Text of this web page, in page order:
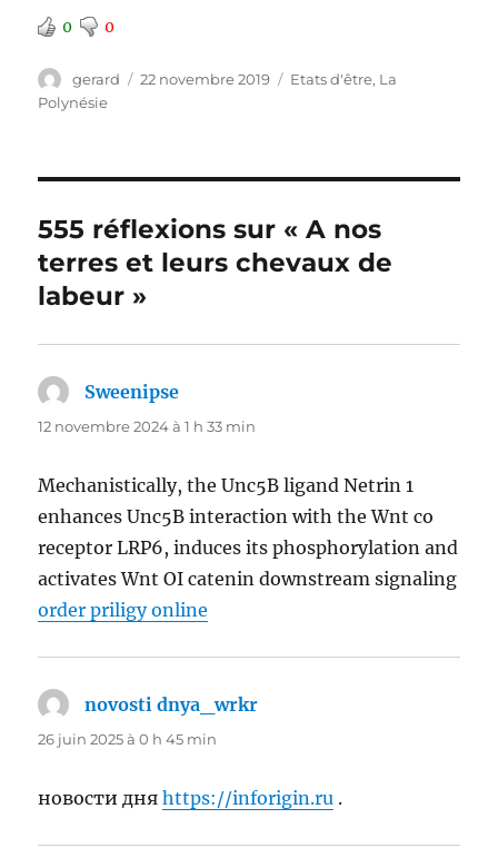
0 0
Auteur
gerard
Publié
22 novembre 2019 Catégories
Etats d'être, La
Polynésie
555 réflexions sur « A nos
terres et leurs chevaux de
labeur »
Sweenipse
12 novembre 2024 à 1 h 33 min
Mechanistically, the Unc5B ligand Netrin 1
enhances Unc5B interaction with the Wnt co
receptor LRP6, induces its phosphorylation and
activates Wnt ОІ catenin downstream signaling
order priligy online
novosti dnya_wrkr
26 juin 2025 à 0 h 45 min
новости дняhttps://inforigin.ru .